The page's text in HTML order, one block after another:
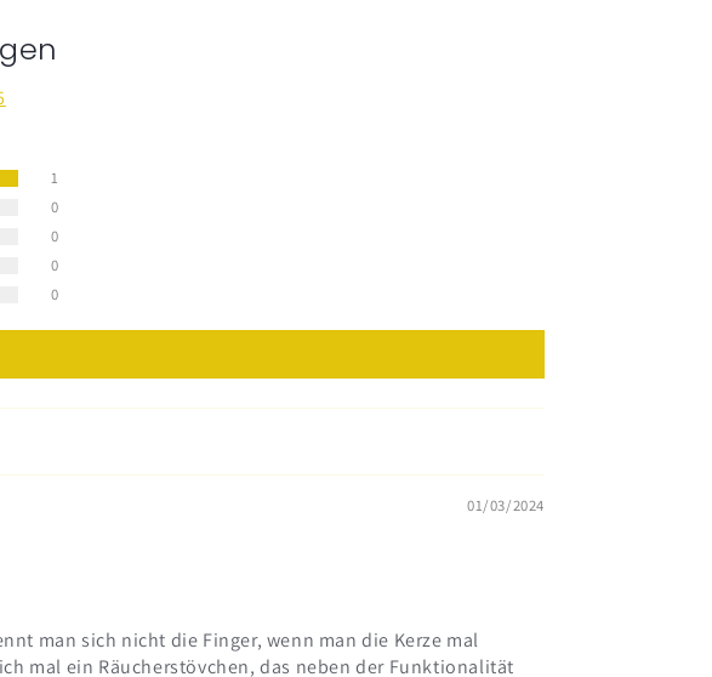
1
0
0
0
0
01/03/2024
man sich nicht die Finger, wenn man die Kerze mal
mal ein Räucherstövchen, das neben der Funktionalität